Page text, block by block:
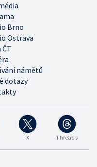
X Threads
Brno
Ostrava
ČT
námětů
dotazy